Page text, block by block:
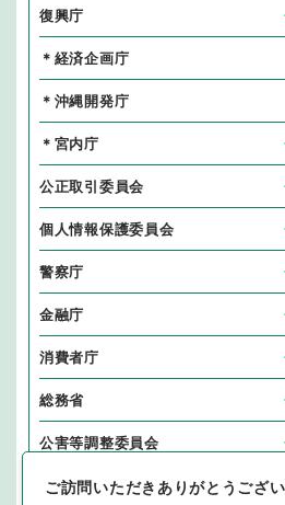
復興庁
＊経済企画庁
＊沖縄開発庁
＊宮内庁
公正取引委員会
個人情報保護委員会
警察庁
金融庁
消費者庁
総務省
公害等調整委員会
消防庁
ご訪問いただきありがとうござ